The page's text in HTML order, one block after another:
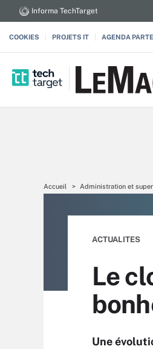
Informa TechTarget
COOKIES PROJETS IT AGENDA
Accueil Administration et
ACTUALITES
Le
Une